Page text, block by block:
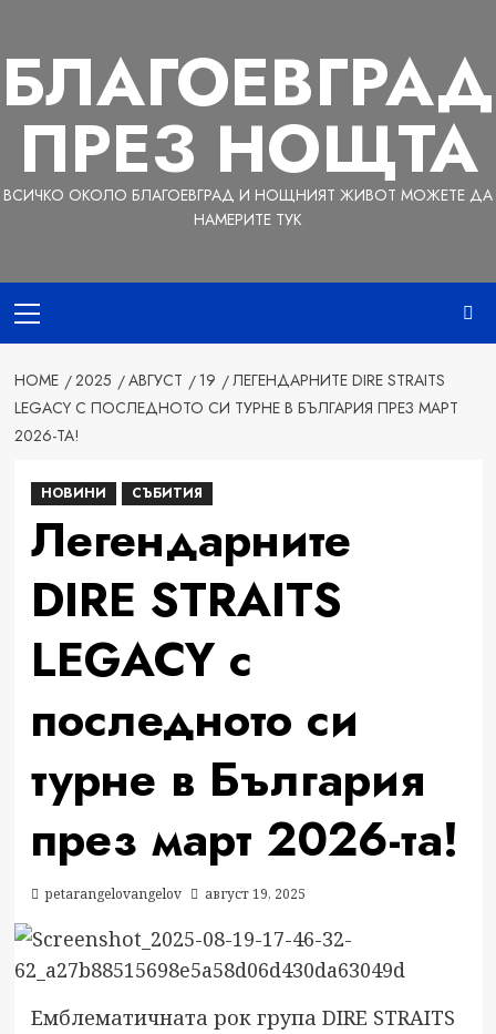
content
БЛАГОЕВГРАД
ПРЕЗ НОЩТА
ВСИЧКО ОКОЛО БЛАГОЕВГРАД И НОЩНИЯТ ЖИВОТ МОЖЕТЕ ДА
НАМЕРИТЕ ТУК
Menu
HOME 2025 АВГУСТ 19
ЛЕГЕНДАРНИТЕ DIRE STRAITS
LEGACY С ПОСЛЕДНОТО СИ ТУРНЕ В БЪЛГАРИЯ ПРЕЗ МАРТ
2026-ТА!
НОВИНИ СЪБИТИЯ
Легендарните
DIRE STRAITS
LEGACY с
последното си
турне в България
през март 2026-та!
petarangelovangelov август 19, 2025
Емблематичната рок група DIRE STRAITS